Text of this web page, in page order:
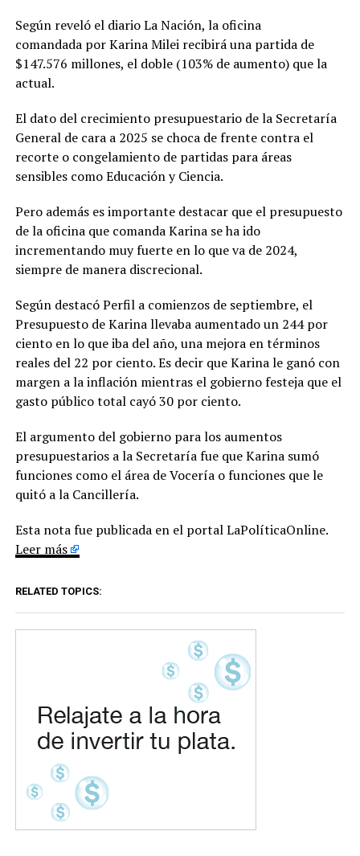
Según reveló el diario La Nación, la oficina
comandada por Karina Milei recibirá una partida de
$147.576 millones, el doble (103% de aumento) que la
actual.
El dato del crecimiento presupuestario de la Secretaría
General de cara a 2025 se choca de frente contra el
recorte o congelamiento de partidas para áreas
sensibles como Educación y Ciencia.
Pero además es importante destacar que el presupuesto
de la oficina que comanda Karina se ha ido
incrementando muy fuerte en lo que va de 2024,
siempre de manera discrecional.
Según destacó Perfil a comienzos de septiembre, el
Presupuesto de Karina llevaba aumentado un 244 por
ciento en lo que iba del año, una mejora en términos
reales del 22 por ciento. Es decir que Karina le ganó con
margen a la inflación mientras el gobierno festeja que el
gasto público total cayó 30 por ciento.
El argumento del gobierno para los aumentos
presupuestarios a la Secretaría fue que Karina sumó
funciones como el área de Vocería o funciones que le
quitó a la Cancillería.
Esta nota fue publicada en el portal LaPolíticaOnline.
Leer más
RELATED TOPICS: